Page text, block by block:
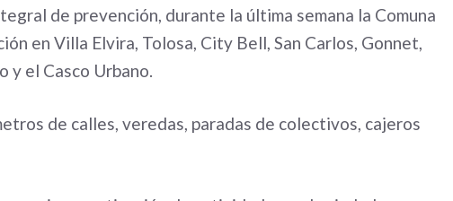
de prevención, durante la última semana la Comuna
en Villa Elvira, Tolosa, City Bell, San Carlos, Gonnet,
y el Casco Urbano.
de calles, veredas, paradas de colectivos, cajeros